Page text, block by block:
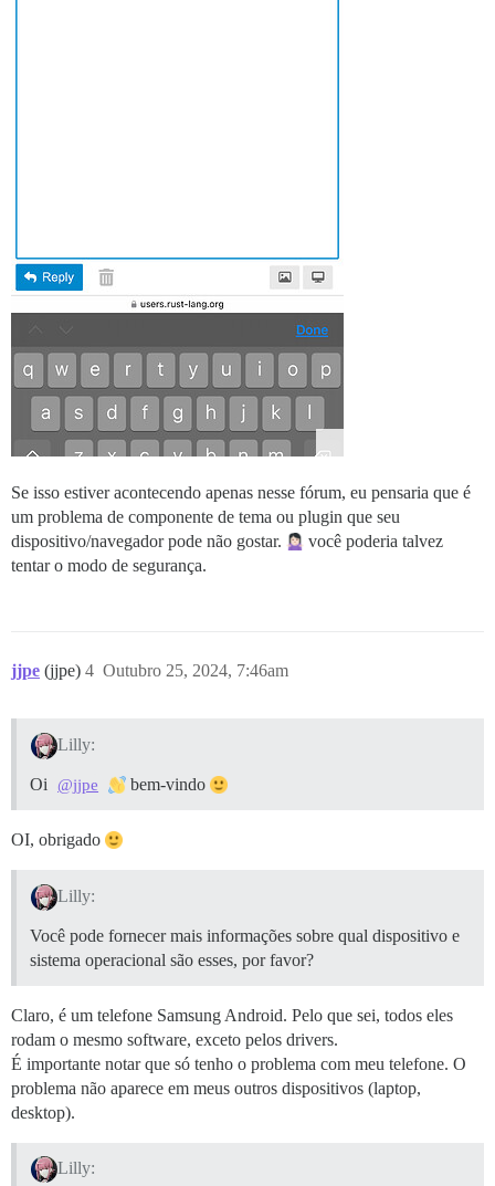
Se isso estiver acontecendo apenas nesse fórum, eu pensaria que é
um problema de componente de tema ou plugin que seu
dispositivo/navegador pode não gostar.
você poderia talvez
tentar o modo de segurança.
jjpe (jjpe) Outubro 25, 2024, 7:46am
4
Lilly:
Oi @jjpe bem-vindo
OI, obrigado
Lilly:
Você pode fornecer mais informações sobre qual dispositivo e
sistema operacional são esses, por favor?
Claro, é um telefone Samsung Android. Pelo que sei, todos eles
rodam o mesmo software, exceto pelos drivers.
É importante notar que só tenho o problema com meu telefone. O
problema não aparece em meus outros dispositivos (laptop,
desktop).
Lilly: